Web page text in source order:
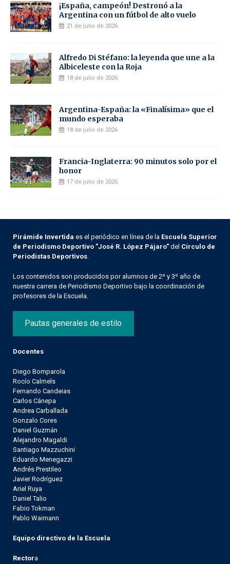
¡España, campeón! Destronó a la
Argentina con un fútbol de alto vuelo
21 de julio de 2026
Alfredo Di Stéfano: la leyenda que une a la
Albiceleste con la Roja
18 de julio de 2026
Argentina-España: la «Finalísima» que el
mundo esperaba
18 de julio de 2026
Francia-Inglaterra: 90 minutos solo por el
honor
17 de julio de 2026
Pirámide Invertida es el periódico en línea de la Escuela Superior
de Periodismo Deportivo "José R. López Pájaro" del Círculo de
Periodistas Deportivos
Los contenidos son producidos por alumnos de 2º y 3º año de
nuestra carrera de Periodismo Deportivo bajo la coordinación de
profesores de la Escuela.
Pautas generales de estilo
Docentes
Diego Bomparola
Rocío Calmels
Fernando Candeias
Carlos Cánepa
Andrea Carballada
Gonzalo Cores
Daniel Guzmán
Alejandro Magaldi
Santiago Mazzuchini
Eduardo Menegazzi
Andrés Prestileo
Javier Rodríguez
Ariel Ruya
Daniel Talio
Fabio Tokman
Pablo Waimann
Equipo directivo de la Escuela
Rectora